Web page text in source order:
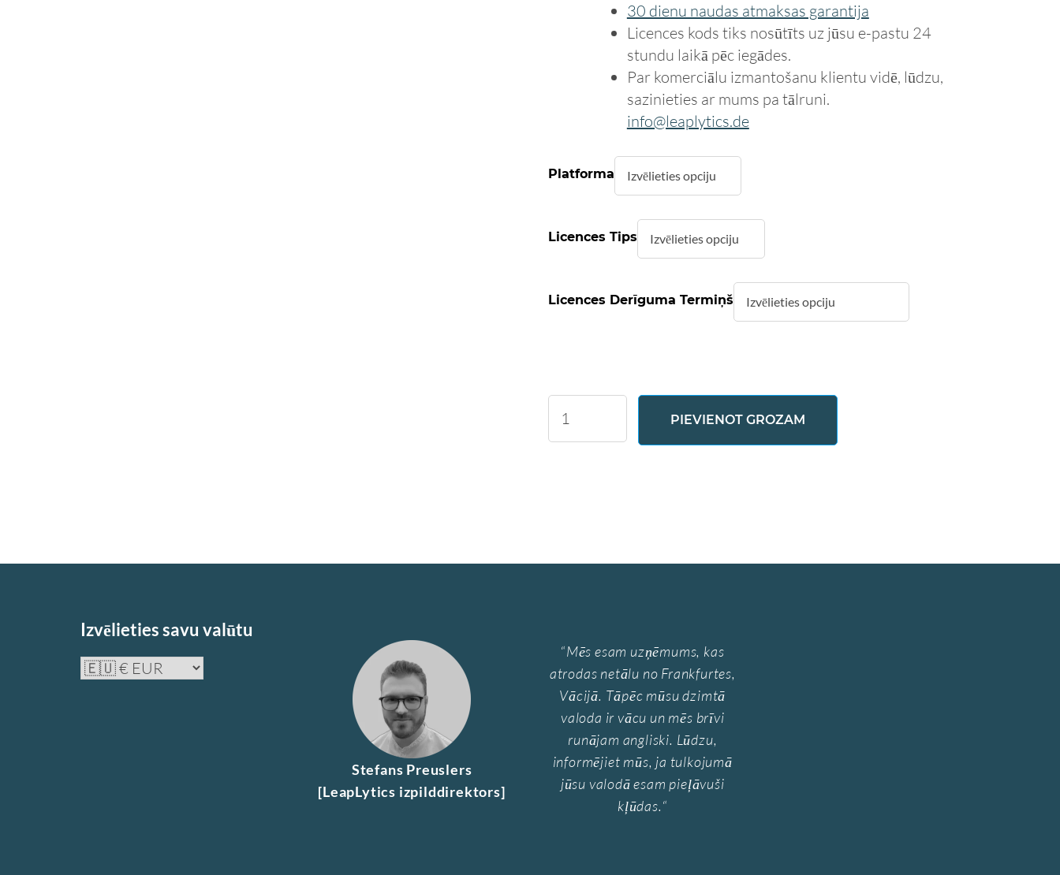
30 dienu naudas atmaksas garantija
Licences kods tiks nosūtīts uz jūsu e-pastu 24
stundu laikā pēc iegādes.
Par komerciālu izmantošanu klientu vidē, lūdzu,
sazinieties ar mums pa tālruni.
info@leaplytics.de
Platforma
Licences Tips
Licences Derīguma Termiņš
Text
PIEVIENOT GROZAM
Izvēlieties savu valūtu
Stefans Preuslers
[LeapLytics izpilddirektors]
“Mēs esam uzņēmums, kas
atrodas netālu no Frankfurtes,
Vācijā. Tāpēc mūsu dzimtā
valoda ir vācu un mēs brīvi
runājam angliski. Lūdzu,
informējiet mūs, ja tulkojumā
jūsu valodā esam pieļāvuši
kļūdas.“